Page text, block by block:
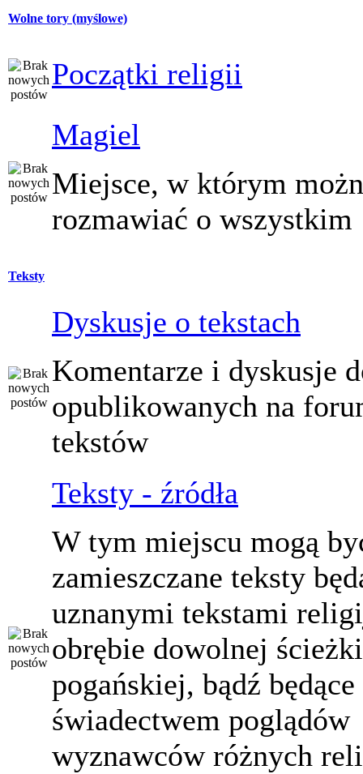
Wolne tory (myślowe)
Początki religii
Magiel
Miejsce, w którym
rozmawiać o wszystkim
Teksty
Dyskusje o tekstach
Komentarze i dyskusje
opublikowanych na
tekstów
Teksty - źródła
W tym miejscu mogą
zamieszczane teksty
uznanymi tekstami
obrębie dowolnej ścieżki
pogańskiej, bądź będące
świadectwem poglądów
wyznawców różnych